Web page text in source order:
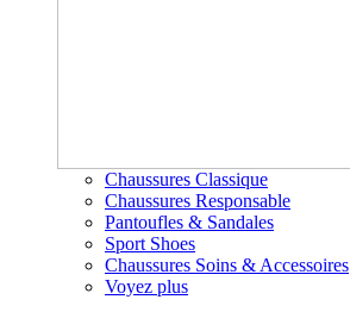
Chaussures Classique
Chaussures Responsable
Pantoufles & Sandales
Sport Shoes
Chaussures Soins & Accessoires
Voyez plus